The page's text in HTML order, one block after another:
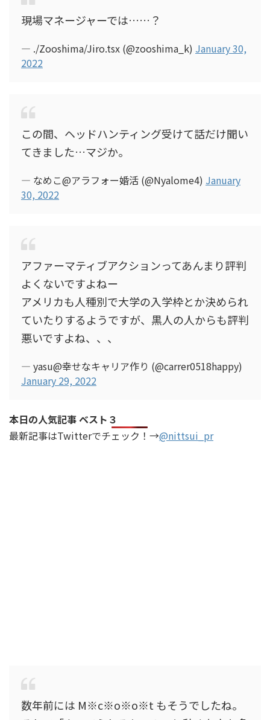
現場マネージャーでは……？
— ./Zooshima/Jiro.tsx (@zooshima_k) January 30,
2022
この間、ヘッドハンティング受けて話だけ聞い
てきました…マジか。
— なめこ@アラフォー婚活 (@Nyalome4) January
30, 2022
アファーマティブアクションってあんまり評判
よくないですよねー
アメリカも人種別で大学の入学枠とか決められ
ていたりするようですが、黒人の人からも評判
悪いですよね、、、
— yasu@幸せなキャリア作り (@carrer0518happy)
January 29, 2022
本日の人気記事 ベスト３
最新記事はTwitterでチェック！→@nittsui_pr
数年前には M※c※o※o※t もそうでしたね。